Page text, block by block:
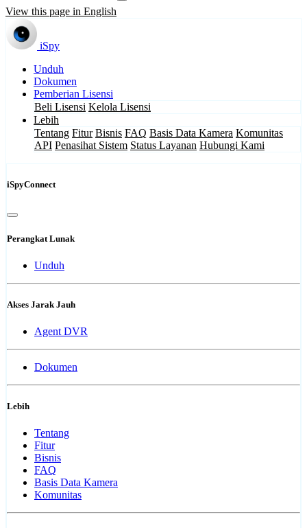
View this page in English
iSpy
Unduh
Dokumen
Pemberian Lisensi
Beli Lisensi Kelola Lisensi
Lebih
Tentang Fitur Bisnis FAQ Basis Data Kamera Komunitas
API Penasihat Sistem Status Layanan Hubungi Kami
iSpyConnect
Perangkat Lunak
Unduh
Akses Jarak Jauh
Agent DVR
Dokumen
Lebih
Tentang
Fitur
Bisnis
FAQ
Basis Data Kamera
Komunitas